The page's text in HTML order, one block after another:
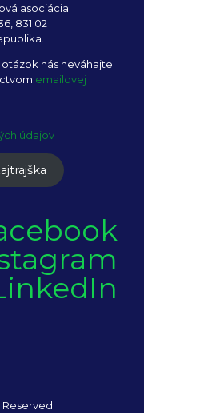
asociácia
831 02
nás neváhajte
emailovej
údajov
Reserved.